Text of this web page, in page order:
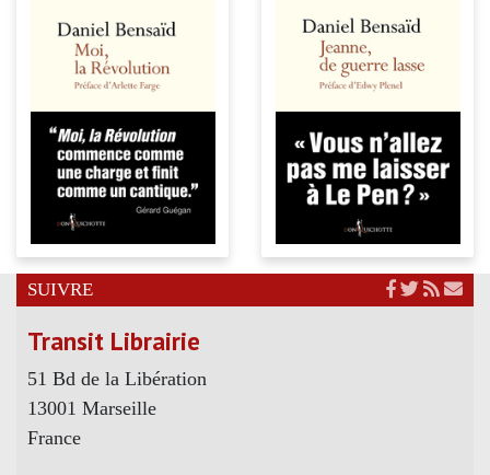
SUIVRE
Transit Librairie
51 Bd de la Libération
13001 Marseille
France